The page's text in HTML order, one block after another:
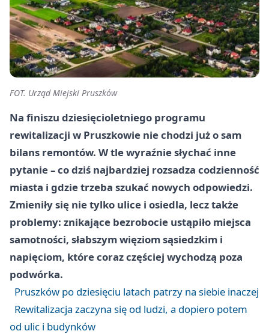
FOT. Urząd Miejski Pruszków
Na finiszu dziesięcioletniego programu
rewitalizacji w Pruszkowie nie chodzi już o sam
bilans remontów. W tle wyraźnie słychać inne
pytanie – co dziś najbardziej rozsadza codzienność
miasta i gdzie trzeba szukać nowych odpowiedzi.
Zmieniły się nie tylko ulice i osiedla, lecz także
problemy: znikające bezrobocie ustąpiło miejsca
samotności, słabszym więziom sąsiedzkim i
napięciom, które coraz częściej wychodzą poza
podwórka.
Pruszków po dziesięciu latach patrzy na siebie inaczej
Rewitalizacja zaczyna się od ludzi, a dopiero potem
od ulic i budynków